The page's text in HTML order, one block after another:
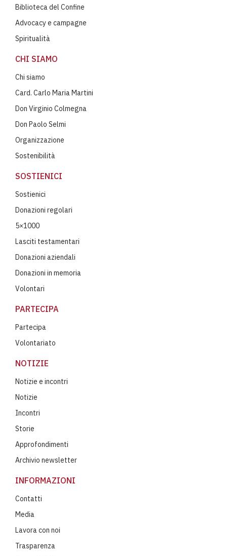
Biblioteca del Confine
Advocacy e campagne
Spiritualità
CHI SIAMO
Chi siamo
Card. Carlo Maria Martini
Don Virginio Colmegna
Don Paolo Selmi
Organizzazione
Sostenibilità
SOSTIENICI
Sostienici
Donazioni regolari
5×1000
Lasciti testamentari
Donazioni aziendali
Donazioni in memoria
Volontari
PARTECIPA
Partecipa
Volontariato
NOTIZIE
Notizie e incontri
Notizie
Incontri
Storie
Approfondimenti
Archivio newsletter
INFORMAZIONI
Contatti
Media
Lavora con noi
Trasparenza